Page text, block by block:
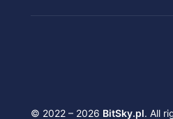
© 2022 – 2026 BitSky.pl. All